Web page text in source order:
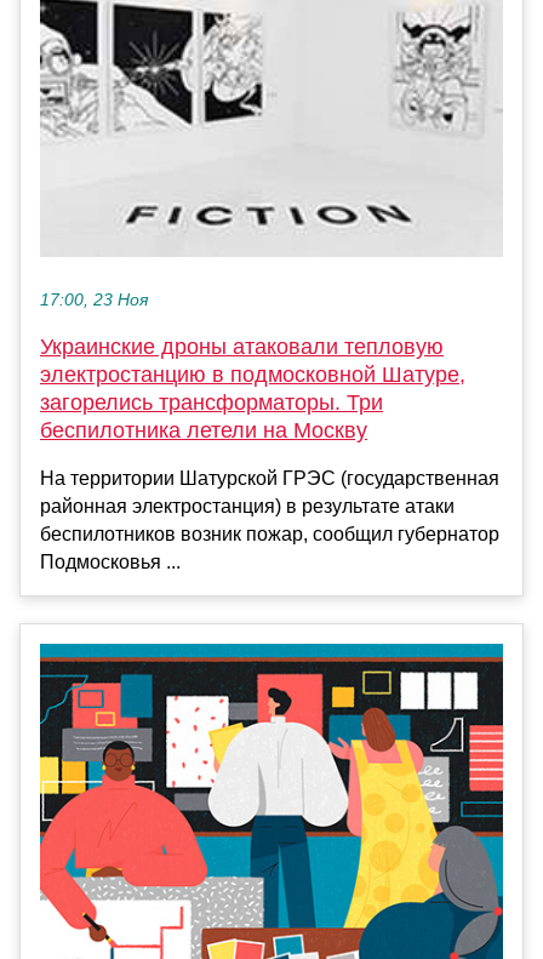
17:00, 23 Ноя
Украинские дроны атаковали тепловую
электростанцию в подмосковной Шатуре,
загорелись трансформаторы. Три
беспилотника летели на Москву
На территории Шатурской ГРЭС (государственная
районная электростанция) в результате атаки
беспилотников возник пожар, сообщил губернатор
Подмосковья ...